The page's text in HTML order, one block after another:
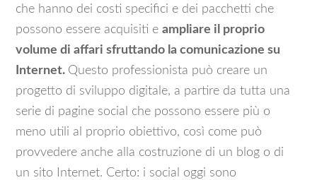
che hanno dei costi specifici e dei pacchetti che
possono essere acquisiti eampliare il proprio
volume di affari sfruttando la comunicazione su
Internet. Questo professionista può creare un
progetto di sviluppo digitale, a partire da tutta una
serie di pagine social che possono essere più o
meno utili al proprio obiettivo, così come può
provvedere anche alla costruzione di un blog o di
un sito Internet. Certo: i social oggi sono